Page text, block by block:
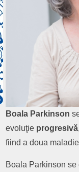
Boala Parkinson
evoluţie progresivă
fiind a doua
Boala Parkinson